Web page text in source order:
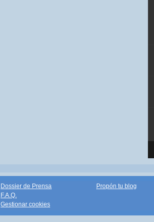
Dossier de Prensa
F.A.Q.
Gestionar cookies
Propón tu blog